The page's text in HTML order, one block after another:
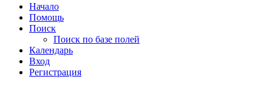
Начало
Помощь
Поиск
Поиск по базе полей
Календарь
Вход
Регистрация